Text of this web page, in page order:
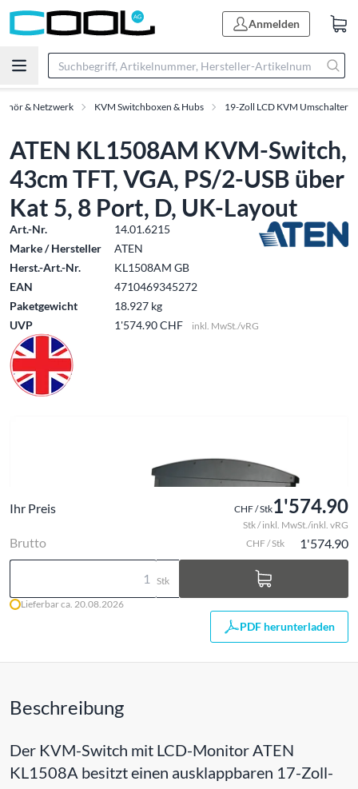
Anmelden
& Netzwerk KVM Switchboxen & Hubs 19-Zoll LCD KVM Umschalter
ATEN KL1508AM KVM-Switch,
43cm TFT, VGA, PS/2-USB über
Kat 5, 8 Port, D, UK-Layout
Art.-Nr.
14.01.6215
Marke / Hersteller
ATEN
Herst.-Art.-Nr.
KL1508AM GB
EAN
4710469345272
Paketgewicht
18.927 kg
UVP
1'574.90 CHF inkl. MwSt./vRG
Ihr Preis CHF / Stk1'574.90
Stk / inkl. MwSt./inkl. vRG
Brutto CHF / Stk 1'574.90
Stk
Lieferbar ca. 20.08.2026
PDF herunterladen
Beschreibung
Der KVM-Switch mit LCD-Monitor ATEN
KL1508A besitzt einen ausklappbaren 17-Zoll-